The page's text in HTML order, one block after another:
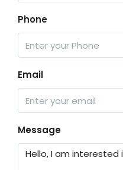
Phone
Email
Message